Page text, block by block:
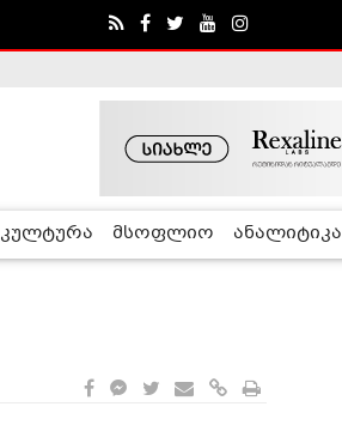
კულტურა მსოფლიო ანალიტიკა